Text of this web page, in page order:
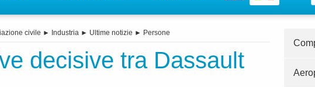
civile ► Industria ► Ultime notizie ► Persone
decisive tra Dassault